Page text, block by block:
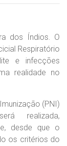
dos Índios. O
Respiratório
e infecções
realidade no
(PNI)
realizada,
desde que o
os critérios do